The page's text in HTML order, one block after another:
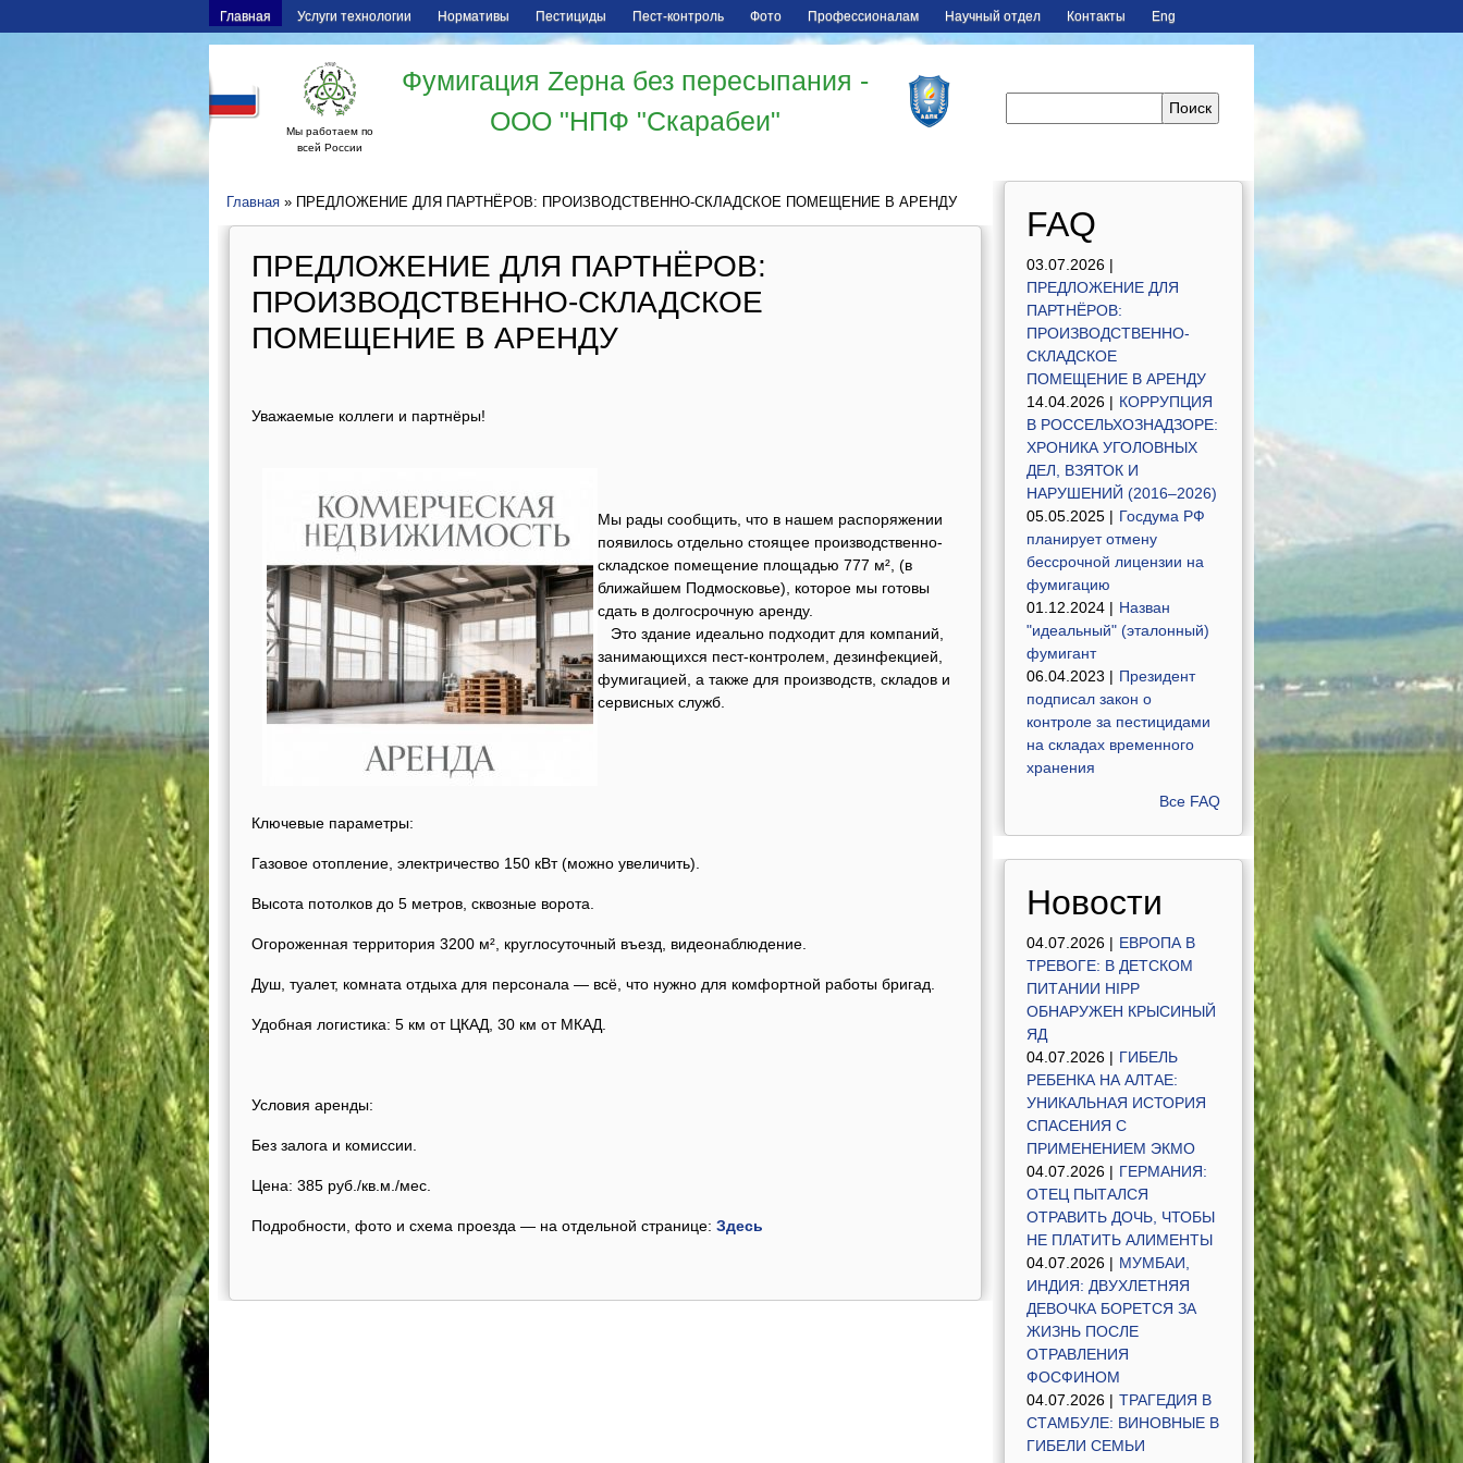
Главная Услуги технологии Нормативы Пестициды Пест-контроль Фото Профессионалам Научный отдел Контакты Eng
Мы работаем по
всей России
Фумигация Zерна без пересыпания -
ООО "НПФ "Скарабеи"
Главная » ПРЕДЛОЖЕНИЕ ДЛЯ ПАРТНЁРОВ: ПРОИЗВОДСТВЕННО-СКЛАДСКОЕ ПОМЕЩЕНИЕ В АРЕНДУ
ПРЕДЛОЖЕНИЕ ДЛЯ ПАРТНЁРОВ:
ПРОИЗВОДСТВЕННО-СКЛАДСКОЕ
ПОМЕЩЕНИЕ В АРЕНДУ
Уважаемые коллеги и партнёры!
Мы рады сообщить, что в нашем распоряжении
появилось отдельно стоящее производственно-
складское помещение площадью 777 м², (в
ближайшем Подмосковье), которое мы готовы
сдать в долгосрочную аренду.
Это здание идеально подходит для компаний,
занимающихся пест-контролем, дезинфекцией,
фумигацией, а также для производств, складов и
сервисных служб.
Ключевые параметры:
Газовое отопление, электричество 150 кВт (можно увеличить).
Высота потолков до 5 метров, сквозные ворота.
Огороженная территория 3200 м², круглосуточный въезд, видеонаблюдение.
Душ, туалет, комната отдыха для персонала — всё, что нужно для комфортной работы бригад.
Удобная логистика: 5 км от ЦКАД, 30 км от МКАД.
Условия аренды:
Без залога и комиссии.
Цена: 385 руб./кв.м./мес.
Подробности, фото и схема проезда — на отдельной странице: Здесь
FAQ
03.07.2026 |
ПРЕДЛОЖЕНИЕ ДЛЯ
ПАРТНЁРОВ:
ПРОИЗВОДСТВЕННО-
СКЛАДСКОЕ
ПОМЕЩЕНИЕ В АРЕНДУ
14.04.2026 | КОРРУПЦИЯ
В РОССЕЛЬХОЗНАДЗОРЕ:
ХРОНИКА УГОЛОВНЫХ
ДЕЛ, ВЗЯТОК И
НАРУШЕНИЙ (2016–2026)
05.05.2025 | Госдума РФ
планирует отмену
бессрочной лицензии на
фумигацию
01.12.2024 | Назван
"идеальный" (эталонный)
фумигант
06.04.2023 | Президент
подписал закон о
контроле за пестицидами
на складах временного
хранения
Все FAQ
Новости
04.07.2026 | ЕВРОПА В
ТРЕВОГЕ: В ДЕТСКОМ
ПИТАНИИ HIPP
ОБНАРУЖЕН КРЫСИНЫЙ
ЯД
04.07.2026 | ГИБЕЛЬ
РЕБЕНКА НА АЛТАЕ:
УНИКАЛЬНАЯ ИСТОРИЯ
СПАСЕНИЯ С
ПРИМЕНЕНИЕМ ЭКМО
04.07.2026 | ГЕРМАНИЯ:
ОТЕЦ ПЫТАЛСЯ
ОТРАВИТЬ ДОЧЬ, ЧТОБЫ
НЕ ПЛАТИТЬ АЛИМЕНТЫ
04.07.2026 | МУМБАИ,
ИНДИЯ: ДВУХЛЕТНЯЯ
ДЕВОЧКА БОРЕТСЯ ЗА
ЖИЗНЬ ПОСЛЕ
ОТРАВЛЕНИЯ
ФОСФИНОМ
04.07.2026 | ТРАГЕДИЯ В
СТАМБУЛЕ: ВИНОВНЫЕ В
ГИБЕЛИ СЕМЬИ